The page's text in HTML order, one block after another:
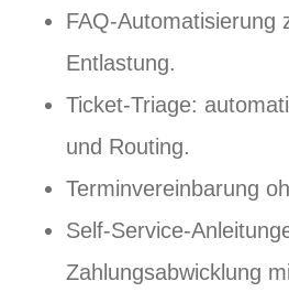
FAQ-Automatisierung
Entlastung.
Ticket-Triage:
und Routing.
Terminvereinbarung
Self-Service-
Zahlungsabwicklung